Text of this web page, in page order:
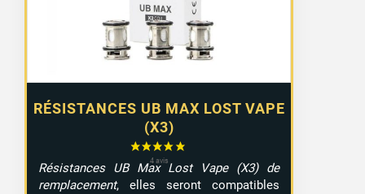
RÉSISTANCES UB MAX LOST VAPE
(X3)
Résistances UB Max Lost Vape (X3) de
remplacement, elles seront compatibles